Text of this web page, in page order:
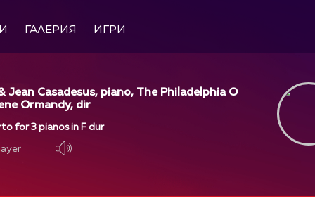
ГАЛЕРИЯ ИГРИ
Jean Casadesus, piano, The Philadelphia O
Ormandy, dir
for 3 pianos in F dur